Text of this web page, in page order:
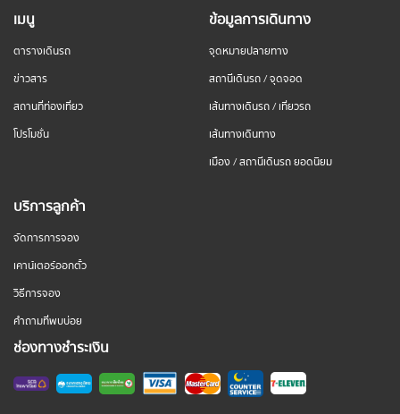
เมนู
ตารางเดินรถ
ข่าวสาร
สถานที่ท่องเที่ยว
โปรโมชั่น
ข้อมูลการเดินทาง
จุดหมายปลายทาง
สถานีเดินรถ / จุดจอด
เส้นทางเดินรถ / เที่ยวรถ
เส้นทางเดินทาง
เมือง / สถานีเดินรถ ยอดนิยม
บริการลูกค้า
จัดการการจอง
เคาน์เตอร์ออกตั๋ว
วิธีการจอง
คำถามที่พบบ่อย
ช่องทางชำระเงิน